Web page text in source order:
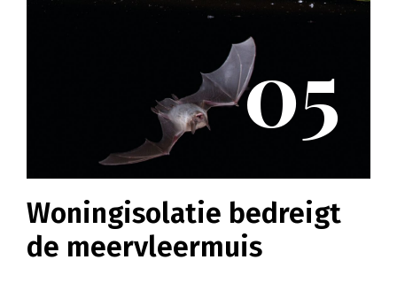
05
Woningisolatie bedreigt
de meervleermuis